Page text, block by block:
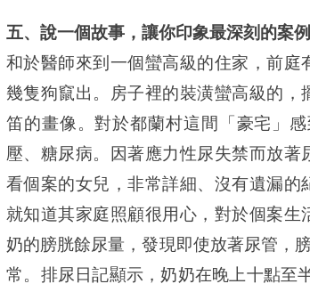
五、說一個故事，讓你印象最深刻的案例
和於醫師來到一個蠻高級的住家，前
幾隻狗竄出。房子裡的裝潢蠻高級的
笛的畫像。對於都蘭村這間「豪宅」
壓、糖尿病。因著應力性尿失禁而放
看個案的女兒，非常詳細、沒有遺漏的
就知道其家庭照顧很用心，對於個案
奶的膀胱餘尿量，發現即使放著尿管，
常。排尿日記顯示，奶奶在晚上十點至